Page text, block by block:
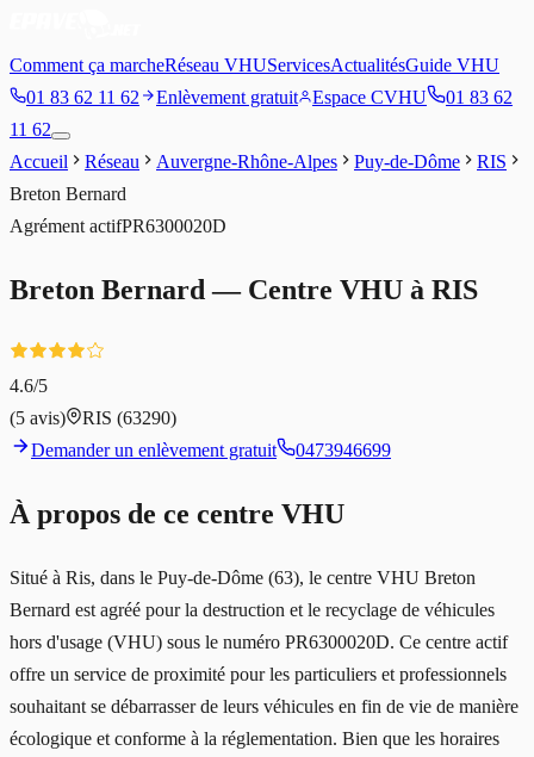
Comment ça marcheRéseau VHUServicesActualitésGuide VHU
01 83 62 11 62
Enlèvement gratuit Espace CVHU
01 83 62
11 62
Accueil
Réseau Auvergne-Rhône-Alpes Puy-de-Dôme
RIS
Breton Bernard
Agrément actifPR6300020D
Breton Bernard — Centre VHU à RIS
4.6/5
(5 avis) RIS (63290)
Demander un enlèvement gratuit
0473946699
À propos de ce centre VHU
Situé à Ris, dans le Puy-de-Dôme (63), le centre VHU Breton
Bernard est agréé pour la destruction et le recyclage de véhicules
hors d'usage (VHU) sous le numéro PR6300020D. Ce centre actif
offre un service de proximité pour les particuliers et professionnels
souhaitant se débarrasser de leurs véhicules en fin de vie de manière
écologique et conforme à la réglementation. Bien que les horaires